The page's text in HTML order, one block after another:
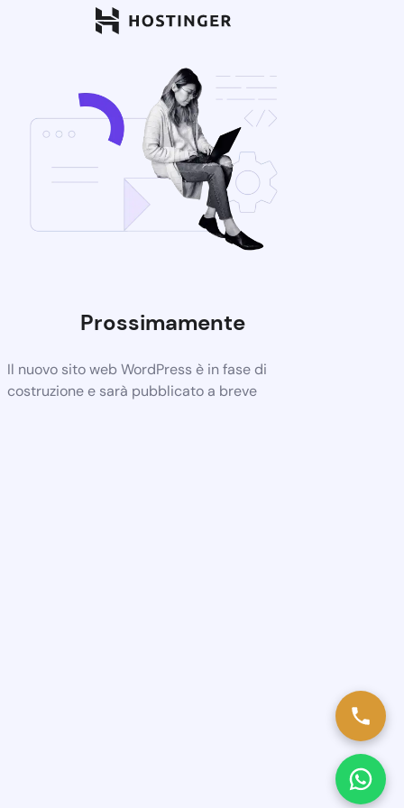
Prossimamente
Il nuovo sito web WordPress è in fase di
costruzione e sarà pubblicato a breve